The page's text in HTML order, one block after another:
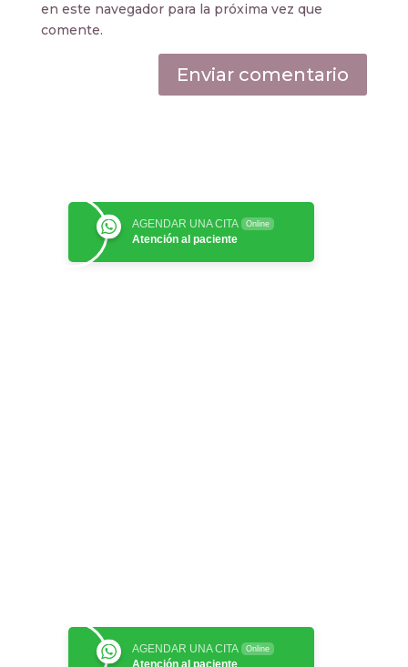
en este navegador para la próxima vez que
comente.
AGENDAR UNA CITA Online
Atención al paciente
AGENDAR UNA CITA Online
Atención al paciente